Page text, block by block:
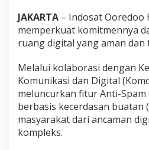
JAKARTA – Indosat Ooredoo
memperkuat komitmennya
ruang digital yang aman dan
Melalui kolaborasi dengan
Komunikasi dan Digital
meluncurkan fitur Anti-Spam
berbasis kecerdasan buatan
masyarakat dari ancaman
kompleks.